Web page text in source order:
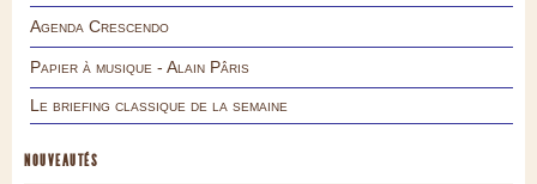
Agenda Crescendo
Papier à musique - Alain Pâris
Le briefing classique de la semaine
NOUVEAUTÉS